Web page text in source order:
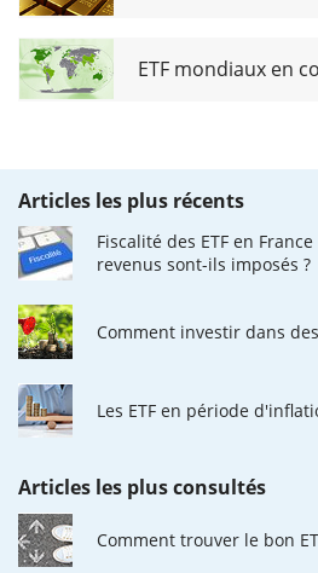
ETF mondiaux en
Articles les plus récents
Fiscalité des ETF en
revenus sont-ils imposés ?
Comment investir dans des
Les ETF en période
Articles les plus consultés
Comment trouver le bon